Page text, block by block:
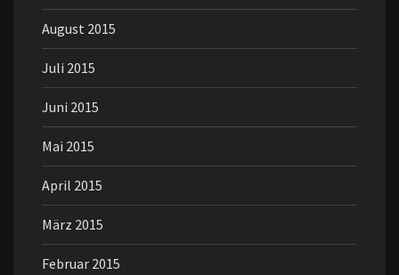
August 2015
Juli 2015
Juni 2015
Mai 2015
April 2015
März 2015
Februar 2015